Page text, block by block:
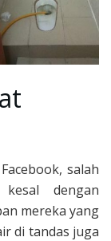
salah
dengan
mereka yang
di tandas juga